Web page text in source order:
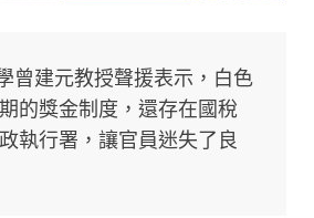
曾建元教授聲援表示，白色
的獎金制度，還存在國稅
執行署，讓官員迷失了良